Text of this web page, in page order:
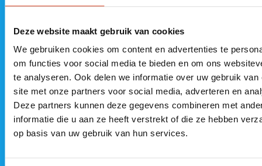
Deze website maakt gebruik van cookies
We gebruiken cookies om content en advertenties te
om functies voor social media te bieden en om ons
te analyseren. Ook delen we informatie over uw gebruik van
site met onze partners voor social media, adverteren en
Deze partners kunnen deze gegevens combineren met
informatie die u aan ze heeft verstrekt of die ze hebben
op basis van uw gebruik van hun services.
Neem vrijblijvend contact op
Kantoor
Steenwijk
De Vesting 11
8332 GL
Kantoor
MyOffice
Veluwezoom 5
085 060
6565